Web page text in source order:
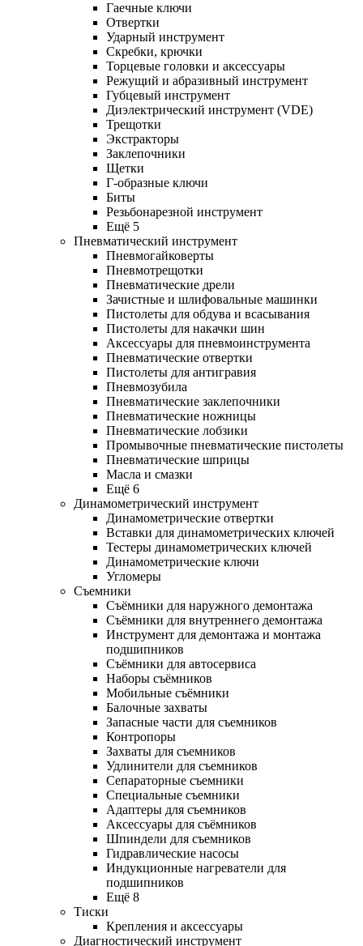
Гаечные ключи
Отвертки
Ударный инструмент
Скребки, крючки
Торцевые головки и аксессуары
Режущий и абразивный инструмент
Губцевый инструмент
Диэлектрический инструмент (VDE)
Трещотки
Экстракторы
Заклепочники
Щетки
Г-образные ключи
Биты
Резьбонарезной инструмент
Ещё 5
Пневматический инструмент
Пневмогайковерты
Пневмотрещотки
Пневматические дрели
Зачистные и шлифовальные машинки
Пистолеты для обдува и всасывания
Пистолеты для накачки шин
Аксессуары для пневмоинструмента
Пневматические отвертки
Пистолеты для антигравия
Пневмозубила
Пневматические заклепочники
Пневматические ножницы
Пневматические лобзики
Промывочные пневматические пистолеты
Пневматические шприцы
Масла и смазки
Ещё 6
Динамометрический инструмент
Динамометрические отвертки
Вставки для динамометрических ключей
Тестеры динамометрических ключей
Динамометрические ключи
Угломеры
Съемники
Съёмники для наружного демонтажа
Съёмники для внутреннего демонтажа
Инструмент для демонтажа и монтажа
подшипников
Съёмники для автосервиса
Наборы съёмников
Мобильные съёмники
Балочные захваты
Запасные части для съемников
Контропоры
Захваты для съемников
Удлинители для съемников
Сепараторные съемники
Специальные съемники
Адаптеры для съемников
Аксессуары для съёмников
Шпиндели для съемников
Гидравлические насосы
Индукционные нагреватели для
подшипников
Ещё 8
Тиски
Крепления и аксессуары
Диагностический инструмент